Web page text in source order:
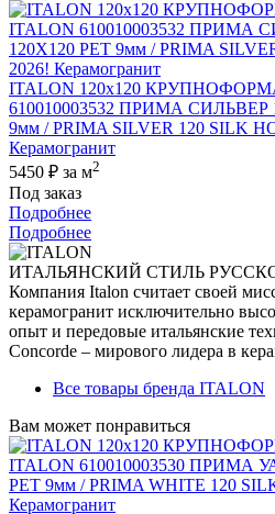
ITALON 120x120
610010003532 ПРИМА СИЛЬВЕР
9мм / PRIMA SILVER 120 SILK
Керамогранит
5450 ₽ за м2
Под заказ
Подробнее
Подробнее
ИТАЛЬЯНСКИЙ СТИЛЬ
Компания Italon считает своей
керамогранит исключительно
опыт и передовые итальянские
Concorde – мирового лидера в
Все товары бренда ITALON
Вам может понравиться